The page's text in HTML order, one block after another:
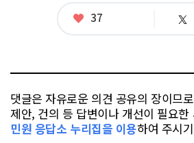
좋
37 트
댓글은 자유로운 의견 공유의 장이므
제안, 건의 등 답변이나 개선이 필요한
민원 응답소 누리집을 이용하여 주시